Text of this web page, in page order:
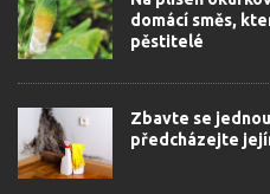
domácí směs,
pěstitelé
Zbavte se
předcházejte